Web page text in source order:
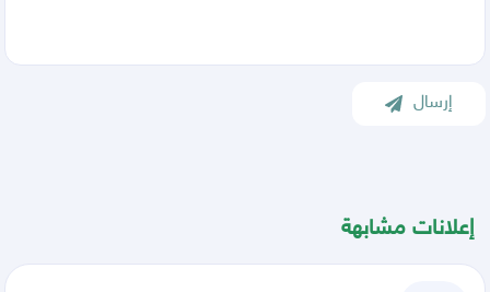
إعلانات مشابهة
إرسال